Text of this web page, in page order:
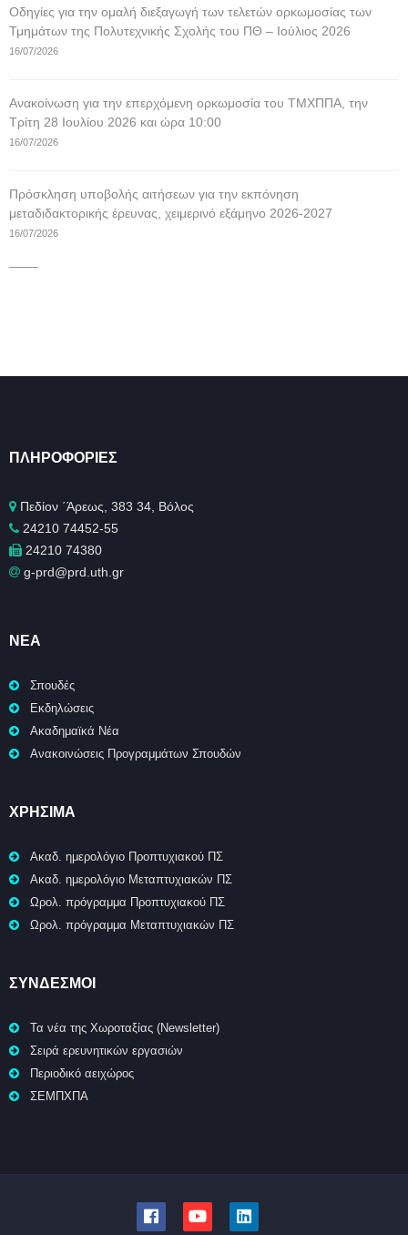
Οδηγίες για την ομαλή διεξαγωγή των τελετών ορκωμοσίας των
Τμημάτων της Πολυτεχνικής Σχολής του ΠΘ – Ιούλιος 2026
16/07/2026
Ανακοίνωση για την επερχόμενη ορκωμοσία του ΤΜΧΠΠΑ, την
Τρίτη 28 Ιουλίου 2026 και ώρα 10:00
16/07/2026
Πρόσκληση υποβολής αιτήσεων για την εκπόνηση
μεταδιδακτορικής έρευνας, χειμερινό εξάμηνο 2026-2027
16/07/2026
ΠΛΗΡΟΦΟΡΊΕΣ
Πεδίον ΄Άρεως, 383 34, Βόλος
24210 74452-55
24210 74380
g-prd@prd.uth.gr
ΝΈΑ
Σπουδές
Εκδηλώσεις
Ακαδημαϊκά Νέα
Ανακοινώσεις Προγραμμάτων Σπουδών
ΧΡΉΣΙΜΑ
Ακαδ. ημερολόγιο Προπτυχιακού ΠΣ
Ακαδ. ημερολόγιο Μεταπτυχιακών ΠΣ
Ωρολ. πρόγραμμα Προπτυχιακού ΠΣ
Ωρολ. πρόγραμμα Μεταπτυχιακών ΠΣ
ΣΥΝΔΕΣΜΟΙ
Τα νέα της Χωροταξίας (Newsletter)
Σειρά ερευνητικών εργασιών
Περιοδικό αειχώρος
ΣΕΜΠΧΠΑ